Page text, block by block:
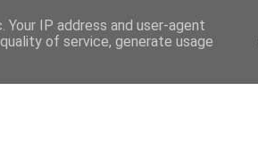
IP address and user-agent
of service, generate usage